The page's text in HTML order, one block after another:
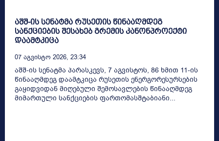
აშშ-ის სენატმა რუსეთის წინააღმდეგ
სანქციების შესახებ გრემის კანონპროექტი
დაამტკიცა
07 Აგვისტო 2026, 23:34
აშშ-ის სენატმა პარასკევს, 7 აგვისტოს, 86 ხმით 11-ის
წინააღმდეგ დაამტკიცა რუსეთის ენერგორესურსების
გაყიდვიდან მიღებული შემოსავლების წინააღმდეგ
მიმართული სანქციების ფართომასშტაბიანი...